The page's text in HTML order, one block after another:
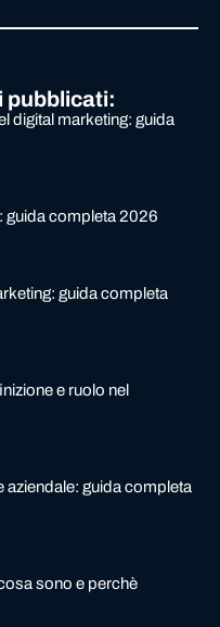
pubblicati:
digital marketing: guida
guida completa 2026
guida completa
e ruolo nel
aziendale: guida completa
sono e perchè